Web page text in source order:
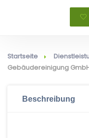
Startseite
Gebäudereinigung
Beschreibung